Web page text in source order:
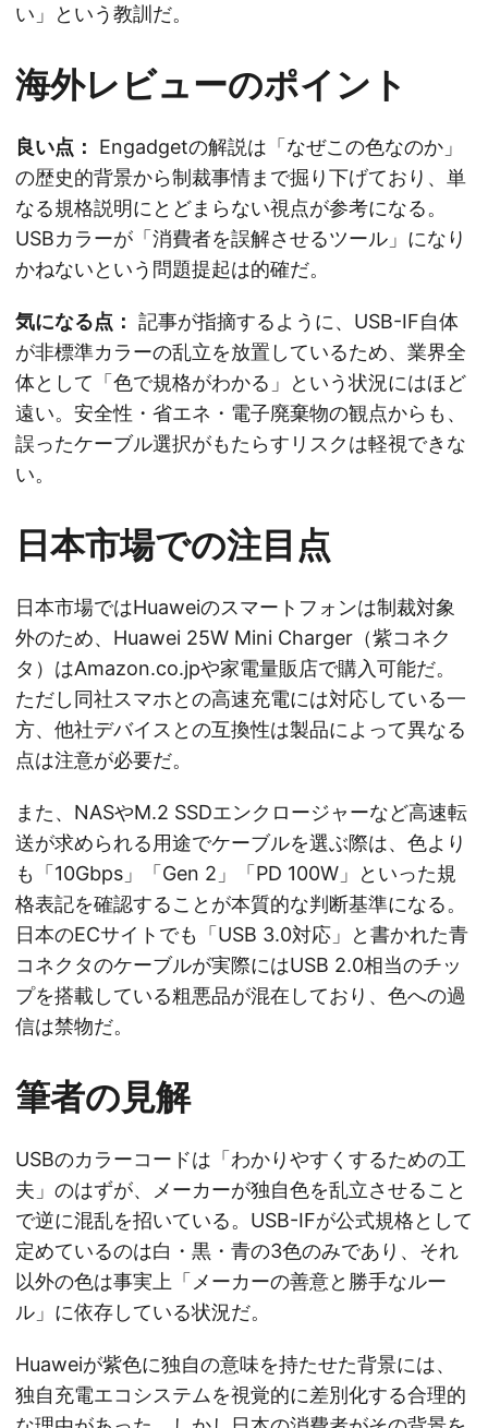
い」という教訓だ。
海外レビューのポイント
良い点：
Engadgetの解説は「なぜこの色なのか」
の歴史的背景から制裁事情まで掘り下げており、単
なる規格説明にとどまらない視点が参考になる。
USBカラーが「消費者を誤解させるツール」になり
かねないという問題提起は的確だ。
気になる点： 記事が指摘するように、USB-IF自体
が非標準カラーの乱立を放置しているため、業界全
体として「色で規格がわかる」という状況にはほど
遠い。安全性・省エネ・電子廃棄物の観点からも、
誤ったケーブル選択がもたらすリスクは軽視できな
い。
日本市場での注目点
日本市場ではHuaweiのスマートフォンは制裁対象
外のため、Huawei 25W Mini Charger（紫コネク
タ）はAmazon.co.jpや家電量販店で購入可能だ。
ただし同社スマホとの高速充電には対応している一
方、他社デバイスとの互換性は製品によって異なる
点は注意が必要だ。
また、NASやM.2 SSDエンクロージャーなど高速転
送が求められる用途でケーブルを選ぶ際は、色より
も「10Gbps」「Gen 2」「PD 100W」といった規
格表記を確認することが本質的な判断基準になる。
日本のECサイトでも「USB 3.0対応」と書かれた青
コネクタのケーブルが実際にはUSB 2.0相当のチッ
プを搭載している粗悪品が混在しており、色への過
信は禁物だ。
筆者の見解
USBのカラーコードは「わかりやすくするための工
夫」のはずが、メーカーが独自色を乱立させること
で逆に混乱を招いている。USB-IFが公式規格として
定めているのは白・黒・青の3色のみであり、それ
以外の色は事実上「メーカーの善意と勝手なルー
ル」に依存している状況だ。
Huaweiが紫色に独自の意味を持たせた背景には、
独自充電エコシステムを視覚的に差別化する合理的